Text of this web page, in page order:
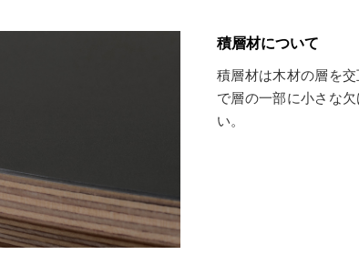
積層材について
積層材は木材の層を
で層の一部に小さな
い。